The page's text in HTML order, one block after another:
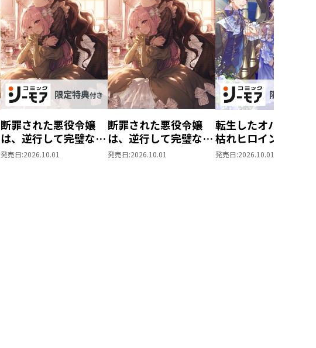
断罪された悪役令嬢
は、逆行して完璧な悪
女を目指す11【シー
発売日:2026.10.01
断罪された悪役令嬢
は、逆行して完璧な悪
女を目指す11
発売日:2026.10.01
転生したオバサンは
枯れヒロイン目指し
仕事に生きます！
発売日:2026.10.01